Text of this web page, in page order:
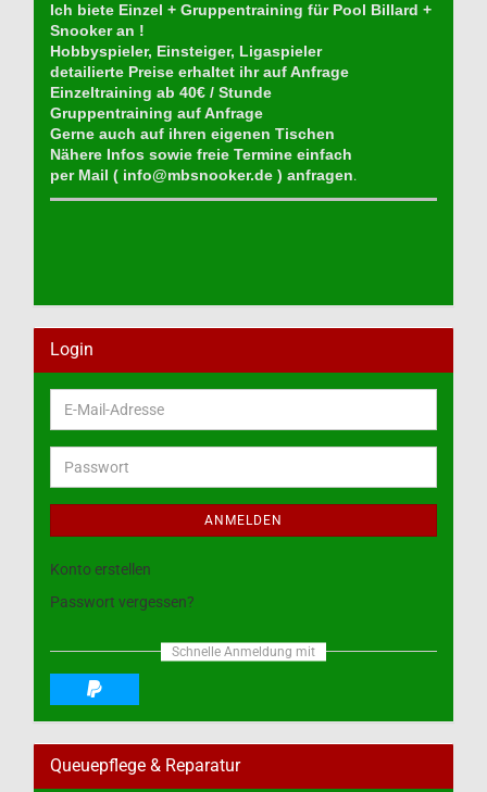
Ich biete Einzel + Gruppentraining für Pool Billard +
Snooker an !
Hobbyspieler, Einsteiger, Ligaspieler
detailierte Preise erhaltet ihr auf Anfrage
Einzeltraining ab 40€ / Stunde
Gruppentraining auf Anfrage
Gerne auch auf ihren eigenen Tischen
Nähere Infos sowie freie Termine einfach
per Mail ( info@mbsnooker.de ) anfragen.
Login
E-
Mail-
Adresse
Passwort
ANMELDEN
Konto erstellen
Passwort vergessen?
Schnelle Anmeldung mit
Queuepflege & Reparatur